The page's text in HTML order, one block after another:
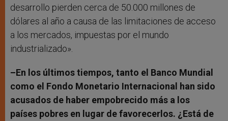
desarrollo pierden cerca de 50.000 millones de
dólares al año a causa de las limitaciones de acceso
a los mercados, impuestas por el mundo
industrializado».
–En los últimos tiempos, tanto el Banco Mundial
como el Fondo Monetario Internacional han sido
acusados de haber empobrecido más a los
países pobres en lugar de favorecerlos. ¿Está de